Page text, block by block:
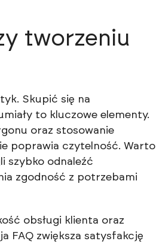
tworzeniu
Skupić się na
to kluczowe elementy.
oraz stosowanie
poprawia czytelność. Warto
szybko odnaleźć
zgodność z potrzebami
obsługi klienta oraz
FAQ zwiększa satysfakcję